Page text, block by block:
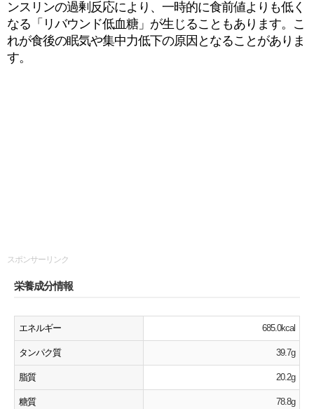
ンスリンの過剰反応により、一時的に食前値よりも低く
なる「リバウンド低血糖」が生じることもあります。こ
れが食後の眠気や集中力低下の原因となることがありま
す。
スポンサーリンク
栄養成分情報
エネルギー 685.0kcal
タンパク質 39.7g
脂質 20.2g
糖質 78.8g